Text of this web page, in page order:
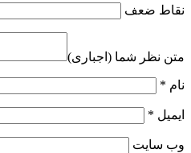
نقاط ضعف
متن نظر شما (اجباری)
نام *
ایمیل *
وب‌ سایت